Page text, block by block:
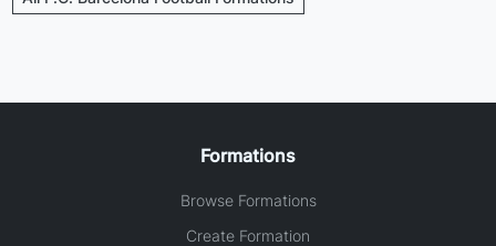
Formations
Browse Formations
Create Formation